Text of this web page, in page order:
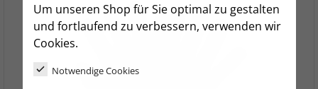
Um unseren Shop für Sie optimal zu gestalten
und fortlaufend zu verbessern, verwenden wir
Cookies.
Notwendige Cookies